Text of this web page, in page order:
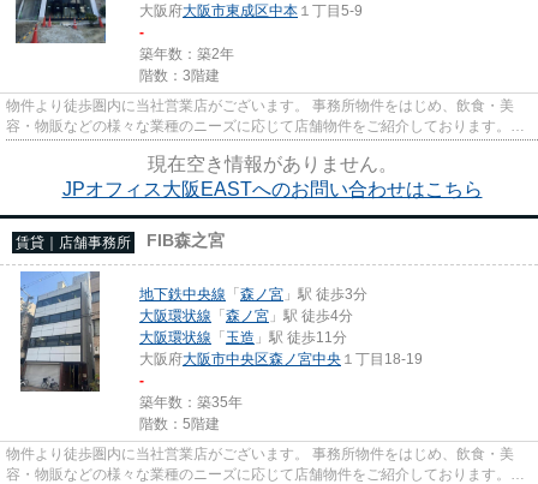
大阪府大阪市東成区中本 １丁目5-9
-
築年数：築2年
階数：3階建
物件より徒歩圏内に当社営業店がございます。 事務所物件をはじめ、飲食・美
容・物販などの様々な業種のニーズに応じて店舗物件をご紹介しております。
尚、弊社ではおとり広告は一切...
現在空き情報がありません。
JPオフィス大阪EASTへのお問い合わせはこちら
賃貸｜店舗事務所 FIB森之宮
地下鉄中央線 「森ノ宮 」駅 徒歩3分
大阪環状線 「森ノ宮 」駅 徒歩4分
大阪環状線 「玉造 」駅 徒歩11分
大阪府大阪市中央区森ノ宮中央 １丁目18-19
-
築年数：築35年
階数：5階建
物件より徒歩圏内に当社営業店がございます。 事務所物件をはじめ、飲食・美
容・物販などの様々な業種のニーズに応じて店舗物件をご紹介しております。